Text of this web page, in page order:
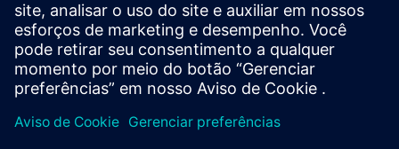
entre PLC e Octalarm, oferecendo uma solução mais
eficiente, flexível e segura.
Saiba mais